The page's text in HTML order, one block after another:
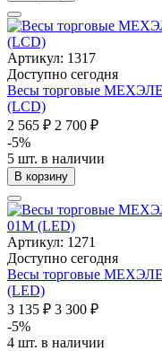
Артикул: 1317
Доступно сегодня
Весы торговые
(LCD)
2 565 ₽ 2 700 ₽
-5%
5 шт. в наличии
В корзину
Артикул: 1271
Доступно сегодня
Весы торговые
(LED)
3 135 ₽ 3 300 ₽
-5%
4 шт. в наличии